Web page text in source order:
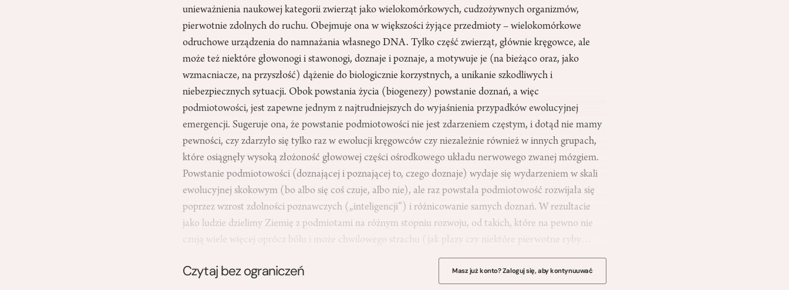
unieważnienia naukowej kategorii zwierząt jako wielokomórkowych, cudzożywnych organizmów,
pierwotnie zdolnych do ruchu. Obejmuje ona w większości żyjące przedmioty – wielokomórkowe
odruchowe urządzenia do namnażania własnego DNA. Tylko część zwierząt, głównie kręgowce, ale
może też niektóre głowonogi i stawonogi, doznaje i poznaje, a motywuje je (na bieżąco oraz, jako
wzmacniacze, na przyszłość) dążenie do biologicznie korzystnych, a unikanie szkodliwych i
niebezpiecznych sytuacji. Obok powstania życia (biogenezy) powstanie doznań, a więc
podmiotowości, jest zapewne jednym z najtrudniejszych do wyjaśnienia przypadków ewolucyjnej
emergencji. Sugeruje ona, że powstanie podmiotowości nie jest zdarzeniem częstym, i dotąd nie mamy
pewności, czy zdarzyło się tylko raz w ewolucji kręgowców czy niezależnie również w innych grupach,
które osiągnęły wysoką złożoność głowowej części ośrodkowego układu nerwowego zwanej mózgiem.
Powstanie podmiotowości (doznającej i poznającej to, czego doznaje) wydaje się wydarzeniem w skali
ewolucyjnej skokowym (bo albo się coś czuje, albo nie), ale raz powstała podmiotowość rozwijała się
poprzez wzrost zdolności poznawczych („inteligencji”) i różnicowanie samych doznań. W rezultacie
jako ludzie dzielimy Ziemię z podmiotami na różnym stopniu rozwoju, od takich, które na pewno nie
czują wiele więcej oprócz bólu i może chwilowego strachu (jak płazy czy niektóre pierwotne ryby…
Czytaj bez ograniczeń Masz już konto? Zaloguj się, aby kontynuuwać